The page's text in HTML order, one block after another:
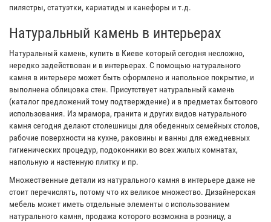
пилястры, статуэтки, кариатиды и канефоры и т.д.
Натуральный камень в интерьерах
Натуральный камень, купить в Киеве который сегодня несложно,
нередко задействован и в интерьерах. С помощью натурального
камня в интерьере может быть оформлено и напольное покрытие, и
выполнена облицовка стен. Присутствует натуральный камень
(каталог предложений тому подтверждение) и в предметах бытового
использования. Из мрамора, гранита и других видов натурального
камня сегодня делают столешницы для обеденных семейных столов,
рабочие поверхности на кухне, раковины и ванны для ежедневных
гигиенических процедур, подоконники во всех жилых комнатах,
напольную и настенную плитку и пр.
Множественные детали из натурального камня в интерьере даже не
стоит перечислять, потому что их великое множество. Дизайнерская
мебель может иметь отдельные элементы с использованием
натурального камня, продажа которого возможна в розницу, а